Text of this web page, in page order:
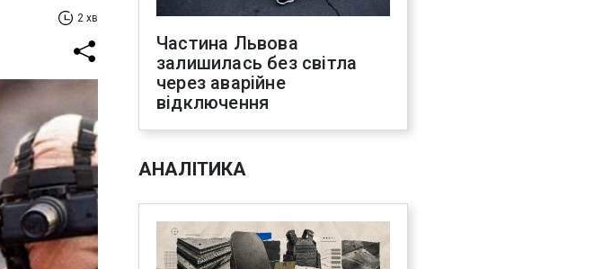
2 хв
Частина Львова
залишилась без світла
через аварійне
відключення
АНАЛІТИКА